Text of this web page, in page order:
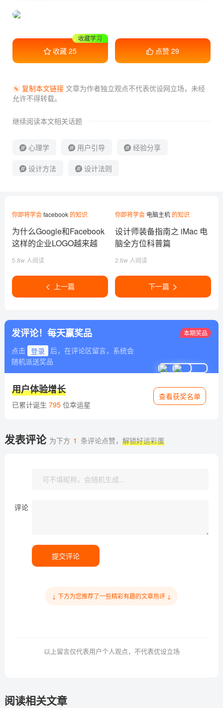
收藏 25
收藏学习
点赞 29
复制本文链接文章为作者独立观点不代表优设网立场， 未经
允许不得转载。
继续阅读本文相关话题
心理学 用户引导 经验分享
设计方法 设计法则
你即将学会facebook的知识
为什么Google和Facebook
这样的企业LOGO越来越
5.8w 人阅读
上一篇
你即将学会 电脑主机 的知识
设计师装备指南之 iMac 电
脑全方位科普篇
2.6w 人阅读
下一篇
发评论！每天赢奖品
点击 登录
后，在评论区留言，系统会
随机派送奖品
本期奖品
用户体验增长
已累计诞生 795位幸运星
查看获奖名单
发表评论 为下方 1 条评论点赞，解锁好运彩蛋
评论
提交评论
↓ 下方为您推荐了一些精彩有趣的文章热评 ↓
以上留言仅代表用户个人观点，不代表优设立场
阅读相关文章